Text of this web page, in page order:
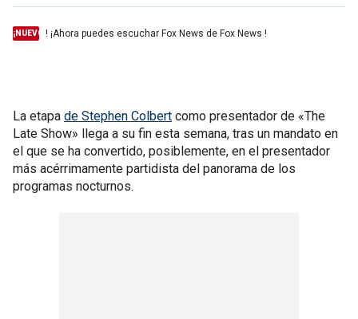
¡NUEVO ! ¡Ahora puedes escuchar Fox News de Fox News !
La etapa de Stephen Colbert como presentador de «The
Late Show» llega a su fin esta semana, tras un mandato en
el que se ha convertido, posiblemente, en el presentador
más acérrimamente partidista del panorama de los
programas nocturnos.